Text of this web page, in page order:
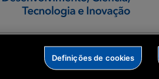
Definições de cookies